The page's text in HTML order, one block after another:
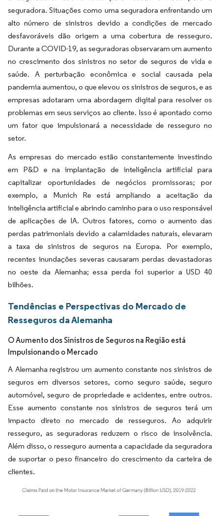
seguradora. Situações como uma seguradora enfrentando um
alto número de sinistros devido a condições de mercado
desfavoráveis dão origem a uma cobertura de resseguro.
Durante a COVID-19, as seguradoras observaram um aumento
no crescimento dos sinistros no setor de seguros de vida e
saúde. A perturbação econômica e social causada pela
pandemia aumentou, o que elevou os sinistros de seguros, e as
empresas adotaram uma abordagem digital para resolver os
problemas em seus serviços ao cliente. Isso é apontado como
um fator que impulsionará a necessidade de resseguro no
setor.
As empresas do mercado estão constantemente investindo
em P&D e na implantação de inteligência artificial para
capitalizar oportunidades de negócios promissoras; por
exemplo, a Munich Re está ampliando a aceitação da
inteligência artificial e abrindo caminho para o uso responsável
de aplicações de IA. Outros fatores, como o aumento das
perdas patrimoniais devido a calamidades naturais, elevaram
a taxa de sinistros de seguros na Europa. Por exemplo,
recentes inundações severas causaram perdas devastadoras
no oeste da Alemanha; essa perda foi superior a USD 40
bilhões.
Tendências e Perspectivas do Mercado de
Resseguros da Alemanha
O Aumento dos Sinistros de Seguros na Região está
Impulsionando o Mercado
A Alemanha registrou um aumento constante nos sinistros de
seguros em diversos setores, como seguro saúde, seguro
automóvel, seguro de propriedade e acidentes, entre outros.
Esse aumento constante nos sinistros de seguros terá um
impacto direto no mercado de resseguros. Ao adquirir
resseguro, as seguradoras reduzem o risco de insolvência.
Além disso, o resseguro aumenta a capacidade da seguradora
de suportar o peso financeiro do crescimento da carteira de
clientes.